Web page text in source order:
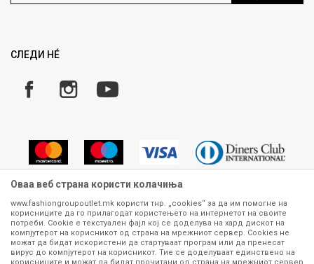
Замена и рефундација на производи
Плаќање
СЛЕДИ НÉ
Сите информации околу производите кои се изложени на нашата
онлајн продавница се стремиме да бидат конкретни, точни и прецизни,
меѓутоа не можеме да гарантираме дека се без ниту една грешка или
пак дека сите производи во моментот се достапни на залиха.
Оваа веб страна користи колачиња
www.fashiongroupoutlet.mk користи тнр. „cookies“ за да им помогне на
корисниците да го прилагодат користењето на интернетот на своите
потреби. Cookie е текстуален фајл кој се доделува на хард дискот на
компјутерот на корисникот од страна на мрежниот сервер. Cookies не
можат да бидат искористени да стартуваат програм или да пренесат
вирус до компјутерот на корисникот. Тие се доделуваат единствено на